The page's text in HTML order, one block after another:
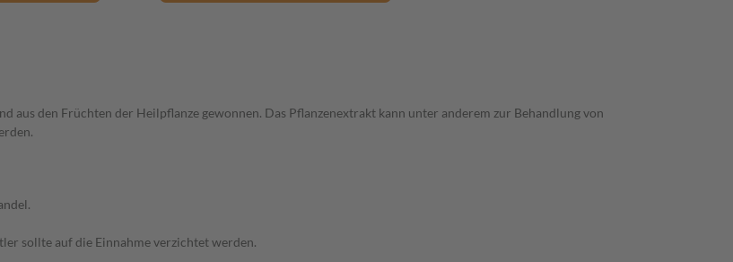
den Früchten der Heilpflanze gewonnen. Das Pflanzenextrakt kann unter anderem zur Behandlung von
sollte auf die Einnahme verzichtet werden.